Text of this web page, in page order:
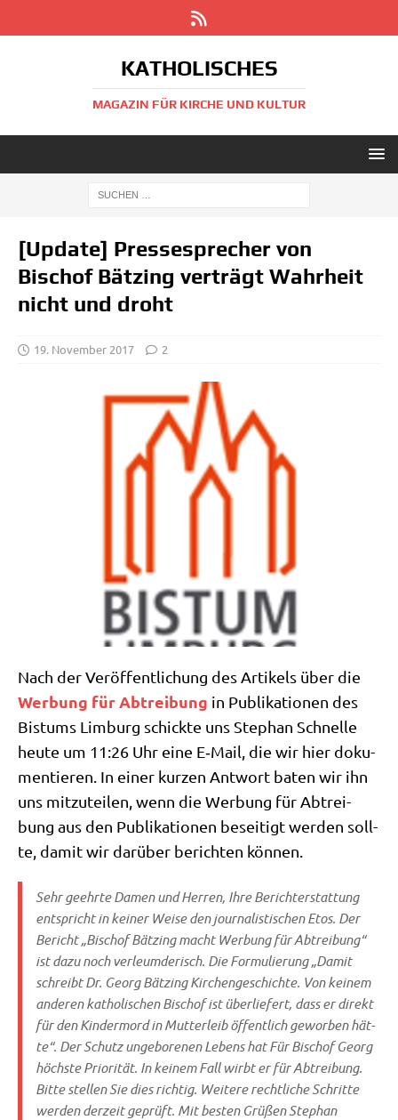
KATHOLISCHES
MAGAZIN FÜR KIRCHE UND KULTUR
[Update] Pressesprecher von
Bischof Bätzing verträgt Wahrheit
nicht und droht
19. November 2017 2
Nach der Ver­öf­fent­li­chung des Arti­kels über die
Wer­bung für Abtrei­bung in Publi­ka­tio­nen des
Bis­tums Lim­burg schick­te uns Ste­phan Schnel­le
heu­te um 11:26 Uhr eine E‑Mail, die wir hier doku­
men­tie­ren. In einer kur­zen Ant­wort baten wir ihn
uns mit­zu­tei­len, wenn die Wer­bung für Abtrei­
bung aus den Publi­ka­tio­nen besei­tigt wer­den soll­
te, damit wir dar­über berich­ten können.
Sehr geehr­te Damen und Her­ren, Ihre Bericht­erstat­tung
ent­spricht in kei­ner Wei­se den jour­na­li­sti­schen Etos. Der
Bericht „Bischof Bät­zing macht Wer­bung für Abtrei­bung“
ist dazu noch ver­leum­de­risch. Die For­mu­lie­rung „Damit
schreibt Dr. Georg Bät­zing Kir­chen­ge­schich­te. Von kei­nem
ande­ren katho­li­schen Bischof ist über­lie­fert, dass er direkt
für den Kin­der­mord in Mut­ter­leib öffent­lich gewor­ben hät­
te“. Der Schutz unge­bo­re­nen Lebens hat Für Bischof Georg
höch­ste Prio­ri­tät. In kei­nem Fall wirbt er für Abtrei­bung.
Bit­te stel­len Sie dies rich­tig. Wei­te­re recht­li­che Schrit­te
wer­den der­zeit geprüft. Mit besten Grü­ßen Ste­phan